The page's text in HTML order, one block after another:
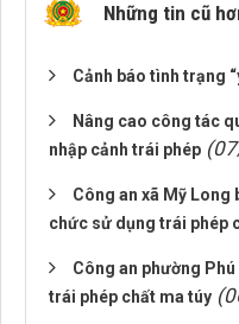
Những tin cũ
Cảnh báo tình trạng
Nâng cao công tác
nhập cảnh trái phép
Công an xã Mỹ
chức sử dụng trái phép
Công an phường
trái phép chất ma túy